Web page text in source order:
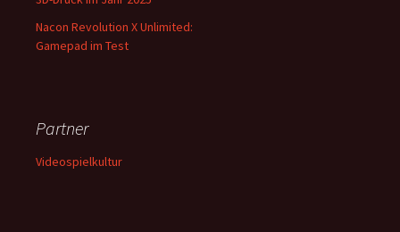
Nacon Revolution X Unlimited:
Gamepad im Test
Partner
Videospielkultur